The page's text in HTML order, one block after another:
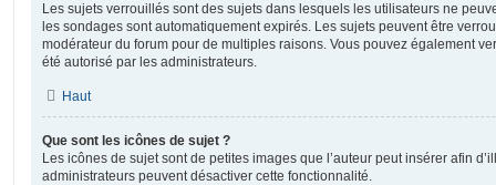
Les sujets verrouillés sont des sujets dans lesquels les utilisateurs ne
les sondages sont automatiquement expirés. Les sujets peuvent être
modérateur du forum pour de multiples raisons. Vous pouvez également
été autorisé par les administrateurs.
Haut
Que sont les icônes de sujet ?
Les icônes de sujet sont de petites images que l’auteur peut insérer afin
administrateurs peuvent désactiver cette fonctionnalité.